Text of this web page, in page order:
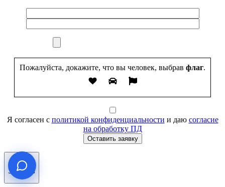
Пожалуйста, докажите, что вы человек, выбрав флаг.
Я согласен с политикой конфиденциальности и даю согласие
на обработку ПД
Оставить заявку
Заказать